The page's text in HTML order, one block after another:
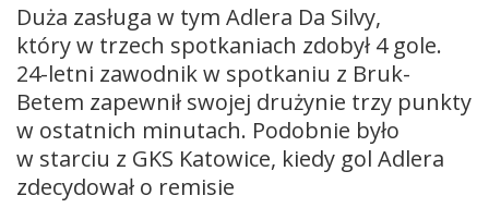
Duża zasługa w tym Adlera Da Silvy,
który w trzech spotkaniach zdobył 4 gole.
24-letni zawodnik w spotkaniu z Bruk-
Betem zapewnił swojej drużynie trzy punkty
w ostatnich minutach. Podobnie było
w starciu z GKS Katowice, kiedy gol Adlera
zdecydował o remisie